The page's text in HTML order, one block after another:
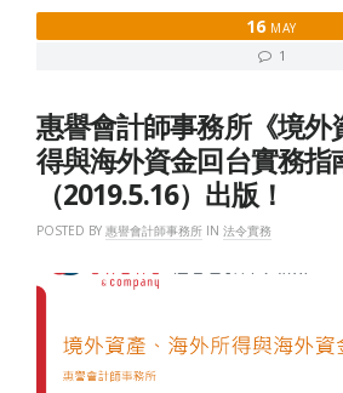
16 MAY
1
惠譽會計師事務所《境外
得與海外資金回台實務指
（2019.5.16）出版！
POSTED BY 惠譽會計師事務所 IN 法令實務